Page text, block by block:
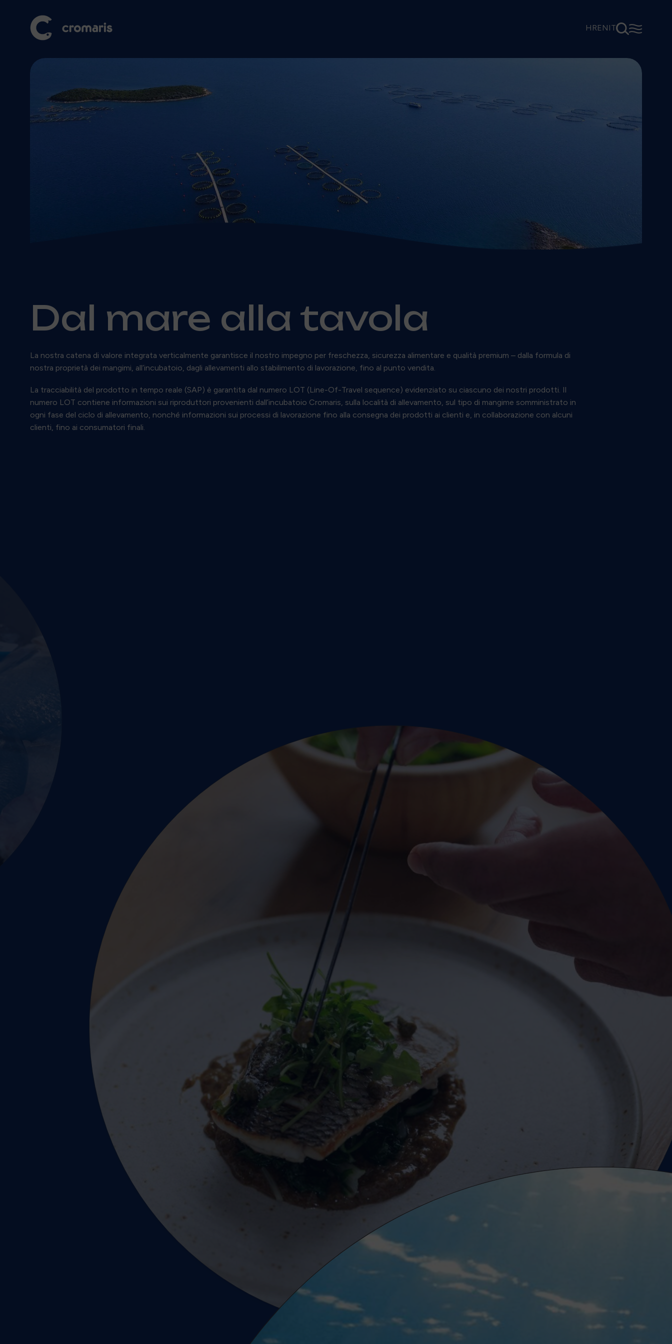
HREN IT⚲☰
Dal mare alla tavola
La nostra catena di valore integrata verticalmente garantisce il nostro impegno per freschezza, sicurezza alimentare e qualità premium – dalla formula di
nostra proprietà dei mangimi, all’incubatoio, dagli allevamenti allo stabilimento di lavorazione, fino al punto vendita.
La tracciabilità del prodotto in tempo reale (SAP) è garantita dal numero LOT (Line-Of-Travel sequence) evidenziato su ciascuno dei nostri prodotti. Il
numero LOT contiene informazioni sui riproduttori provenienti dall’incubatoio Cromaris, sulla località di allevamento, sul tipo di mangime somministrato in
ogni fase del ciclo di allevamento, nonché informazioni sui processi di lavorazione fino alla consegna dei prodotti ai clienti e, in collaborazione con alcuni
clienti, fino ai consumatori finali.